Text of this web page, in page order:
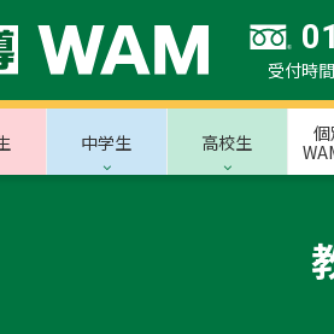
受付時
中学生 高校生